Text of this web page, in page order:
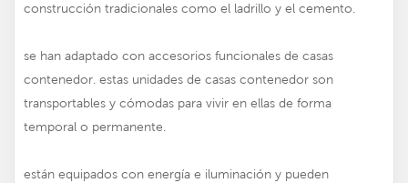
construcción tradicionales como el ladrillo y el cemento.
se han adaptado con accesorios funcionales de casas
contenedor. estas unidades de casas contenedor son
transportables y cómodas para vivir en ellas de forma
temporal o permanente.
están equipados con energía e iluminación y pueden